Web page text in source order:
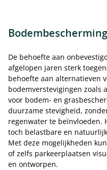
Bodembescherming
De behoefte aan
afgelopen jaren sterk
behoefte aan alternatieven
bodemverstevigingen zoals
voor bodem- en
duurzame stevigheid,
regenwater te beïnvloeden.
toch belastbare en
Met deze mogelijkheden
of zelfs parkeerplaatsen
en ontworpen.